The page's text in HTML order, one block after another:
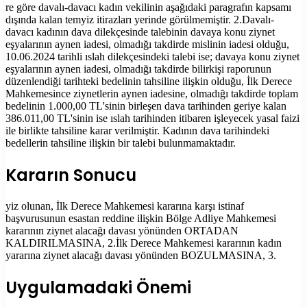
re göre davalı-davacı kadın vekilinin aşağıdaki paragrafın kapsamı
dışında kalan temyiz itirazları yerinde görülmemiştir. 2.Davalı-
davacı kadının dava dilekçesinde talebinin davaya konu ziynet
eşyalarının aynen iadesi, olmadığı takdirde mislinin iadesi olduğu,
10.06.2024 tarihli ıslah dilekçesindeki talebi ise; davaya konu ziynet
eşyalarının aynen iadesi, olmadığı takdirde bilirkişi raporunun
düzenlendiği tarihteki bedelinin tahsiline ilişkin olduğu, İlk Derece
Mahkemesince ziynetlerin aynen iadesine, olmadığı takdirde toplam
bedelinin 1.000,00 TL'sinin birleşen dava tarihinden geriye kalan
386.011,00 TL'sinin ise ıslah tarihinden itibaren işleyecek yasal faizi
ile birlikte tahsiline karar verilmiştir. Kadının dava tarihindeki
bedellerin tahsiline ilişkin bir talebi bulunmamaktadır.
Kararın Sonucu
yiz olunan, İlk Derece Mahkemesi kararına karşı istinaf
başvurusunun esastan reddine ilişkin Bölge Adliye Mahkemesi
kararının ziynet alacağı davası yönünden ORTADAN
KALDIRILMASINA, 2.İlk Derece Mahkemesi kararının kadın
yararına ziynet alacağı davası yönünden BOZULMASINA, 3.
Uygulamadaki Önemi